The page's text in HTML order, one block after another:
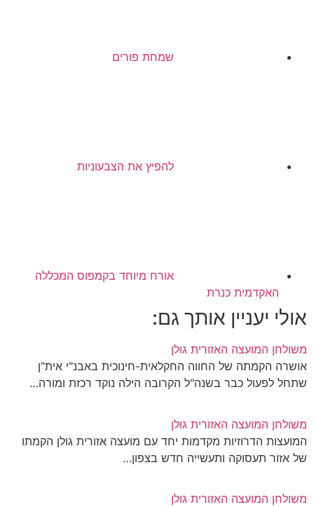
שמחת פורים
להפיץ את הצבעוניות
אורח מיוחד בקמפוס המכללה
האקדמית כנרת
אולי יעניין אותך גם:
משולחן המועצה האזורית גולן
אושרה הקמתה של החווה החקלאית-חינוכית באבנ"י אית"ן
שתחל לפעול כבר בשנה"ל הקרובה הילה נוקד רכזת ומורה…
משולחן המועצה האזורית גולן
המועצות הדרוזיות מקדמות יחד עם מועצה אזורית גולן הקמתו
של אזור תעסוקה ותעשייה חדש בצפון…
משולחן המועצה האזורית גולן